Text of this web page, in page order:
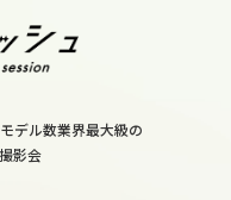
デル数業界最大級の
影会